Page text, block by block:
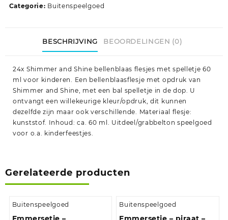
Categorie: Buitenspeelgoed
BESCHRIJVING BEOORDELINGEN (0)
24x Shimmer and Shine bellenblaas flesjes met spelletje 60
ml voor kinderen. Een bellenblaasflesje met opdruk van
Shimmer and Shine, met een bal spelletje in de dop. U
ontvangt een willekeurige kleur/opdruk, dit kunnen
dezelfde zijn maar ook verschillende. Materiaal flesje:
kunststof. Inhoud: ca. 60 ml. Uitdeel/grabbelton speelgoed
voor o.a. kinderfeestjes.
Gerelateerde producten
Buitenspeelgoed Buitenspeelgoed